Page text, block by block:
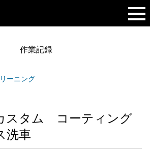
作業記録
ーニング
スタム コーティング
洗車